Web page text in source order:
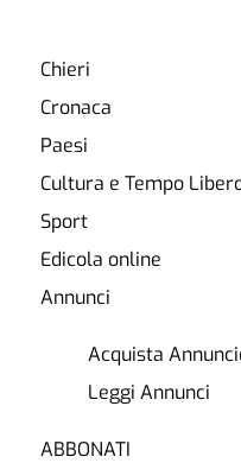
Chieri
Cronaca
Paesi
Cultura e Tempo
Sport
Edicola online
Annunci
Acquista
Leggi Annunci
ABBONATI